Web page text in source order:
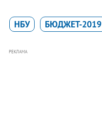
НБУ БЮДЖЕТ-2019
РЕКЛАМА